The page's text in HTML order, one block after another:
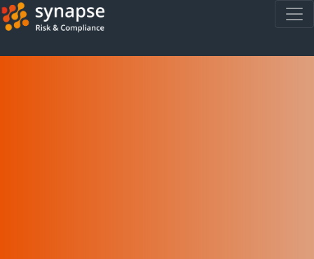
Panneau de gestion des cookies